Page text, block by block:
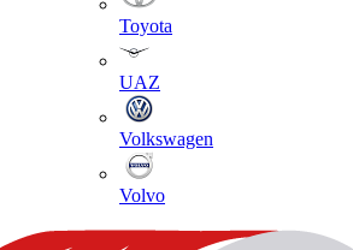
Toyota
UAZ
Volkswagen
Volvo